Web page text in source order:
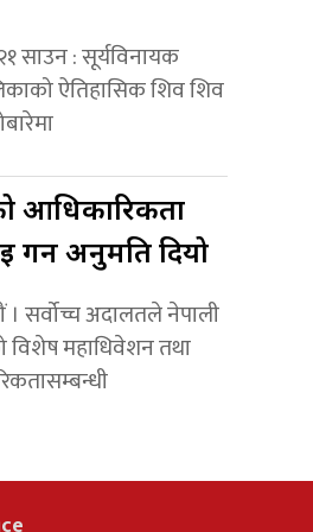
साउन : सूर्यविनायक
ऐतिहासिक शिव शिव
आधिकारिकता
गर्न अनुमति दियो
। सर्वोच्च अदालतले नेपाली
विशेष महाधिवेशन तथा